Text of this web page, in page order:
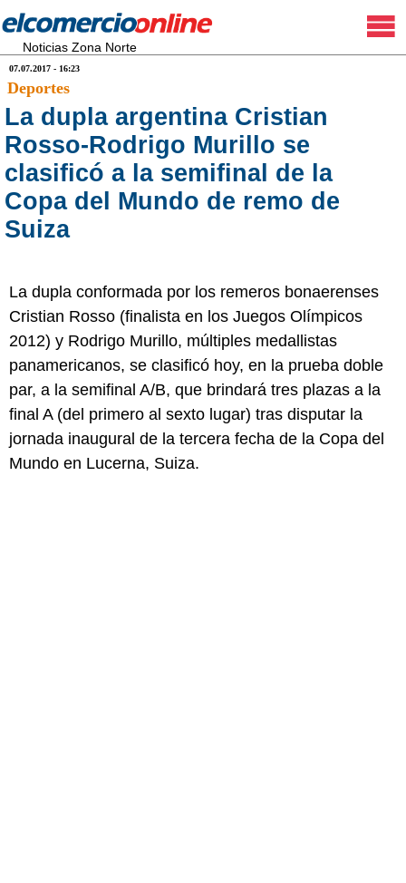
Noticias Zona Norte
07.07.2017 - 16:23
Deportes
La dupla argentina Cristian
Rosso-Rodrigo Murillo se
clasificó a la semifinal de la
Copa del Mundo de remo de
Suiza
La dupla conformada por los remeros bonaerenses
Cristian Rosso (finalista en los Juegos Olímpicos
2012) y Rodrigo Murillo, múltiples medallistas
panamericanos, se clasificó hoy, en la prueba doble
par, a la semifinal A/B, que brindará tres plazas a la
final A (del primero al sexto lugar) tras disputar la
jornada inaugural de la tercera fecha de la Copa del
Mundo en Lucerna, Suiza.